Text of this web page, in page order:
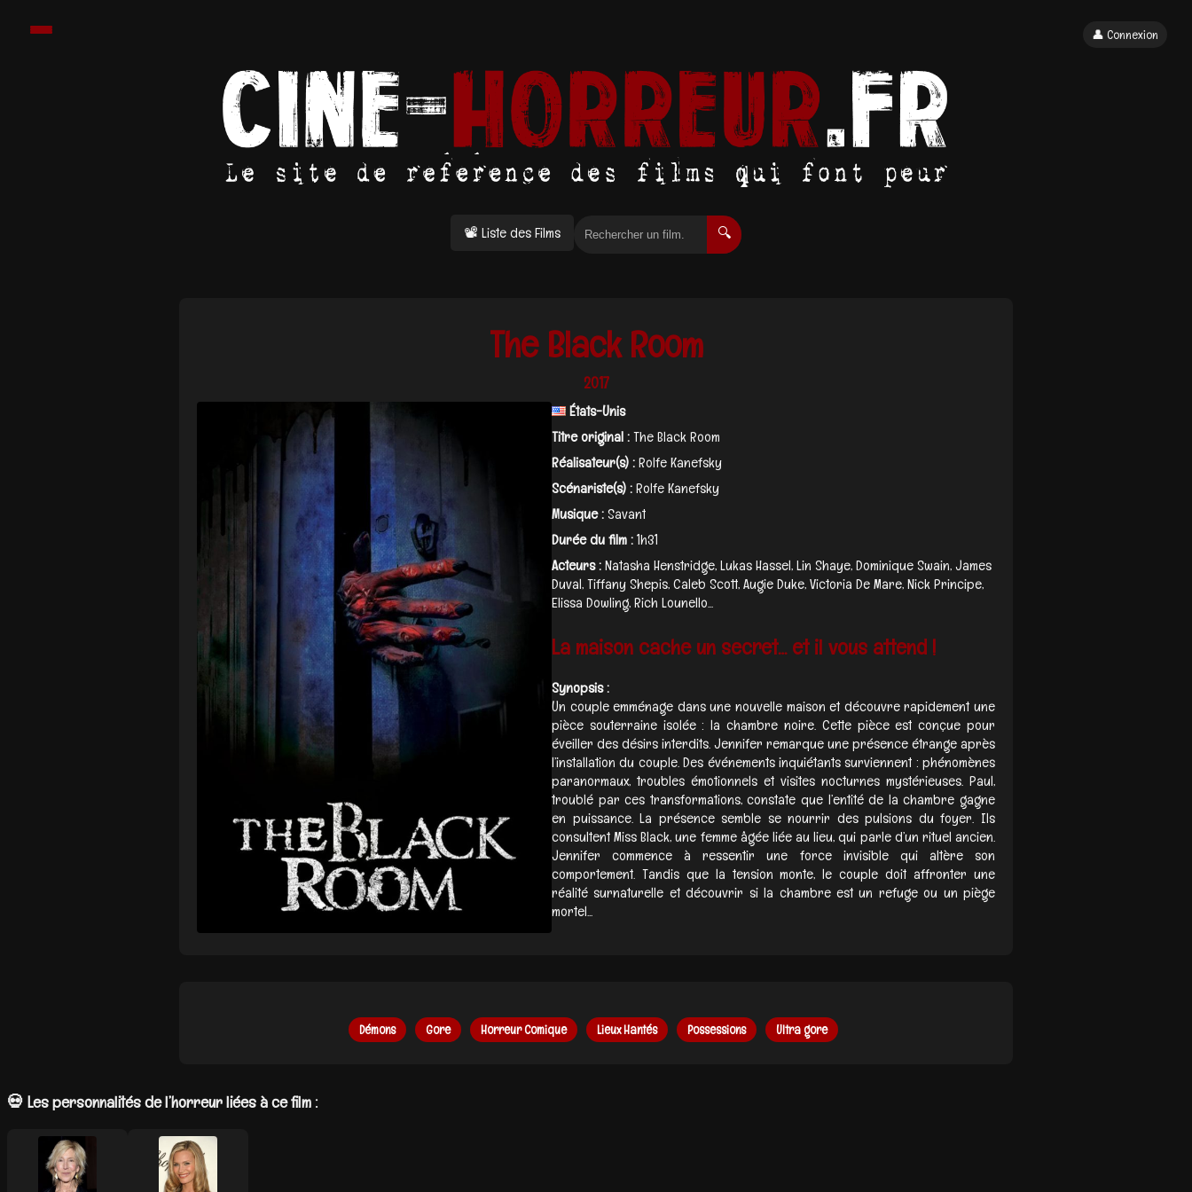
📽 Liste des Films 🔍
👤 Connexion
The Black Room
2017
États-Unis
Titre original :The Black Room
Réalisateur(s) :Rolfe Kanefsky
Scénariste(s) :Rolfe Kanefsky
Musique :Savant
Durée du film :1h31
Acteurs :Natasha Henstridge, Lukas Hassel, Lin Shaye, Dominique Swain, James
Duval, Tiffany Shepis, Caleb Scott, Augie Duke, Victoria De Mare, Nick Principe,
Elissa Dowling, Rich Lounello...
La maison cache un secret… et il vous attend !
Synopsis :
Un couple emménage dans une nouvelle maison et découvre rapidement une
pièce souterraine isolée : la chambre noire. Cette pièce est conçue pour
éveiller des désirs interdits. Jennifer remarque une présence étrange après
l’installation du couple. Des événements inquiétants surviennent : phénomènes
paranormaux, troubles émotionnels et visites nocturnes mystérieuses. Paul,
troublé par ces transformations, constate que l’entité de la chambre gagne
en puissance. La présence semble se nourrir des pulsions du foyer. Ils
consultent Miss Black, une femme âgée liée au lieu, qui parle d’un rituel ancien.
Jennifer commence à ressentir une force invisible qui altère son
comportement. Tandis que la tension monte, le couple doit affronter une
réalité surnaturelle et découvrir si la chambre est un refuge ou un piège
mortel...
Démons Gore Horreur Comique Lieux Hantés Possessions Ultra gore
💀 Les personnalités de l’horreur liées à ce film :